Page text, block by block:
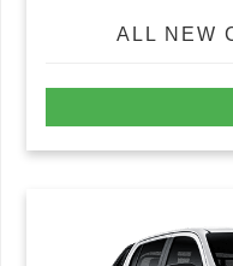
ALL NEW